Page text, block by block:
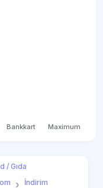
Bankkart Maximum
/ Gıda
İndirim